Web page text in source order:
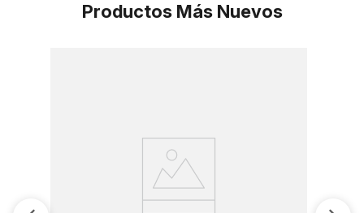
Productos Más Nuevos